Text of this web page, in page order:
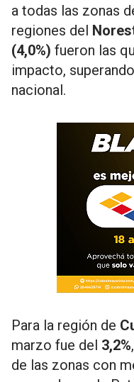
a todas las zonas
regiones del
(4,0%) fueron las
impacto,
nacional.
Para la región de
marzo fue del 3,2%
de las zonas con